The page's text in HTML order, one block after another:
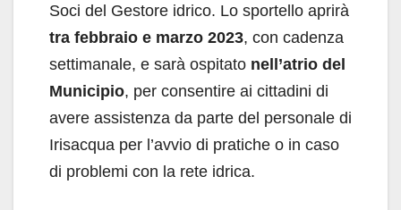
Soci del Gestore idrico. Lo sportello aprirà
tra febbraio e marzo 2023, con cadenza
settimanale, e sarà ospitato nell’atrio del
Municipio, per consentire ai cittadini di
avere assistenza da parte del personale di
Irisacqua per l’avvio di pratiche o in caso
di problemi con la rete idrica.